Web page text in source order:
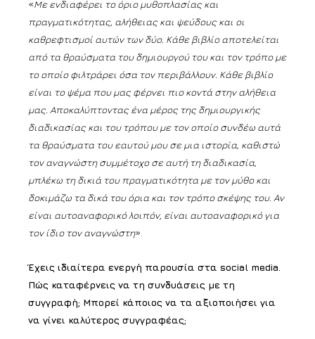
«Με ενδιαφέρει το όριο μυθοπλασίας και
πραγματικότητας, αλήθειας και ψεύδους και οι
καθρεφτισμοί αυτών των δύο. Κάθε βιβλίο αποτελείται
από τα θραύσματα του δημιουργού του και τον τρόπο με
το οποίο φιλτράρει όσα τον περιβάλλουν. Κάθε βιβλίο
είναι το ψέμα που μας φέρνει πιο κοντά στην αλήθεια
μας. Αποκαλύπτοντας ένα μέρος της δημιουργικής
διαδικασίας και του τρόπου με τον οποίο συνδέω αυτά
τα θραύσματα του εαυτού μου σε μια ιστορία, καθιστώ
τον αναγνώστη συμμέτοχο σε αυτή τη διαδικασία,
μπλέκω τη δικιά του πραγματικότητα με τον μύθο και
δοκιμάζω τα δικά του όρια και τον τρόπο σκέψης του. Αν
είναι αυτοαναφορικό λοιπόν, είναι αυτοαναφορικό για
τον ίδιο τον αναγνώστη».
Έχεις ιδιαίτερα ενεργή παρουσία στα social media.
Πώς καταφέρνεις να τη συνδυάσεις με τη
συγγραφή; Μπορεί κάποιος να τα αξιοποιήσει για
να γίνει καλύτερος συγγραφέας;